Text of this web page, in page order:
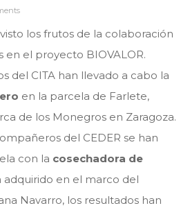
los frutos de la colaboración
en el proyecto BIOVALOR.
del CITA han llevado a cabo la
en la parcela de Farlete,
de los Monegros en Zaragoza.
del CEDER se han
con la cosechadora de
adquirido en el marco del
Navarro, los resultados han